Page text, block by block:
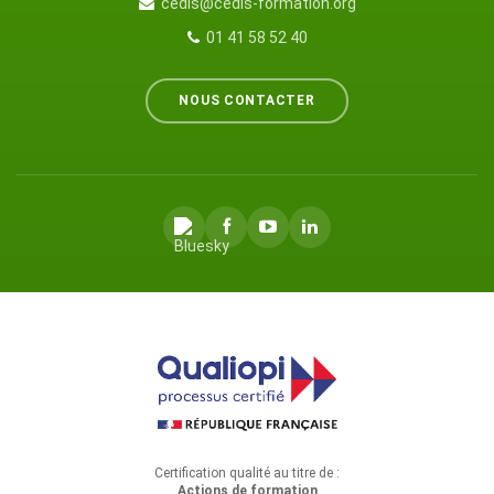
01 41 58 52 40
NOUS CONTACTER
Certification qualité au titre de :
Actions de formation